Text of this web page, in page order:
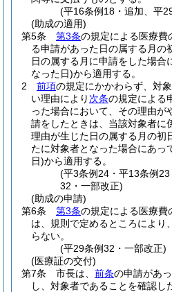
(平16条例18・追加、平
(助成の適用)
第5条
第3条の規定による医療費
る申請があった日の属する月の
日の属する月に申請をした場合
なった日)から適用する。
2
前項の規定にかかわらず、対
い理由により 次条の規定による
った場合において、その理由が
請をしたときは、当該対象者に
理由が生じた日の属する月の初
たに対象者となった場合にあっ
日)から適用する。
(平3条例24・平13条例
32・一部改正)
(助成の申請)
第6条
第3条の規定による医療費
は、規則で定めるところにより
らない。
(平29条例32・一部改正)
(医療証の交付)
第7条
市長は、 前条の申請があ
し、対象者であることを確認し